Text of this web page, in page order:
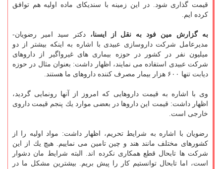
قیمت گذاری شود. در این زمینه با سندیكای ماده اولیه هم توافق
كرده ایم.
به گزارش مین فود به نقل از ایسنا،دكتر سید امیر رضویان-
مدیرعامل شركت داروسازی عبیدی با اشاره به اینكه بیشتر از دو
میلیون نفر در كشور در حوزه بیماری های غیرواگیر از داروهای
شركت عبیدی استفاده می نمایند، اظهار داشت: بعنوان مثال در حوزه
دیابت تنها ۶۰۰ هزار بیمار مصرف كننده داروهای ما هستند.
وی با اشاره به قیمت داروهایی كه امروز از آنها رونمایی گردید،
اظهار داشت: قیمت این داروها در بعضی موارد یك پنجم قیمت داروی
خارجی است.
رضویان با اشاره به شرایط تحریم، اظهار داشت: مواد اولیه را از
كشورهای مختلف مانند هند و چین تامین می نماییم. هیچ یك از این
شركت ها تابحال قطع همكاری نكرده اند. البته شرایط مان دشوار
است، اما تابحال توانستیم كار را پیش بریم. بیشترین مشكل ما در